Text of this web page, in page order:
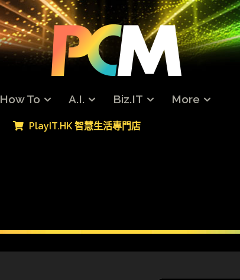
How To A.I. Biz.IT More
PlayIT.HK 智慧生活專門店